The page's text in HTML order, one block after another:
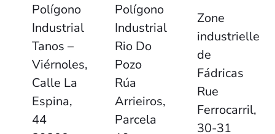
Polígono
Industrial
Tanos –
Viérnoles,
Calle La
Espina,
44
Polígono
Industrial
Rio Do
Pozo
Rúa
Arrieiros,
Parcela
Zone
industrielle
de
Fádricas
Rue
Ferrocarril,
30-31